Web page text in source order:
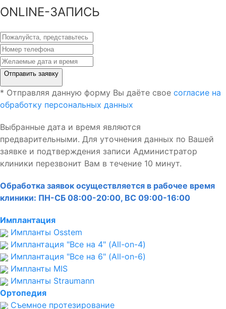
ONLINE-ЗАПИСЬ
Отправить заявку
* Отправляя данную форму Вы даёте свое согласие на
обработку персональных данных
Выбранные дата и время являются
предварительными. Для уточнения данных по Вашей
заявке и подтверждения записи Администратор
клиники перезвонит Вам в течение 10 минут.
Обработка заявок осуществляется в рабочее время
клиники: ПН-СБ 08:00-20:00, ВС 09:00-16:00
Имплантация
Импланты Osstem
Имплантация "Все на 4" (All-on-4)
Имплантация "Все на 6" (All-on-6)
Импланты MIS
Импланты Straumann
Ортопедия
Съемное протезирование